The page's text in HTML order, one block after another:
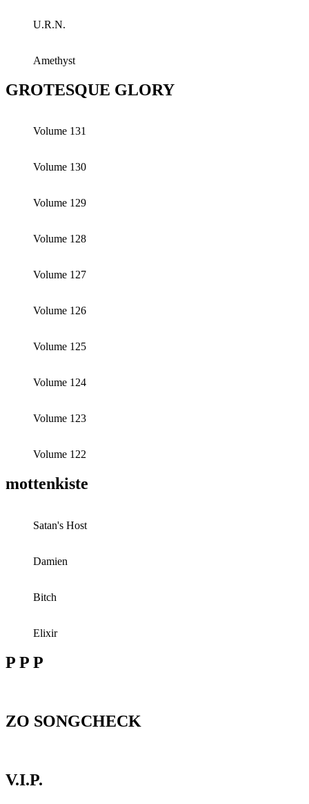
U.R.N.
Amethyst
GROTESQUE GLORY
Volume 131
Volume 130
Volume 129
Volume 128
Volume 127
Volume 126
Volume 125
Volume 124
Volume 123
Volume 122
mottenkiste
Satan's Host
Damien
Bitch
Elixir
P P P
ZO SONGCHECK
V.I.P.